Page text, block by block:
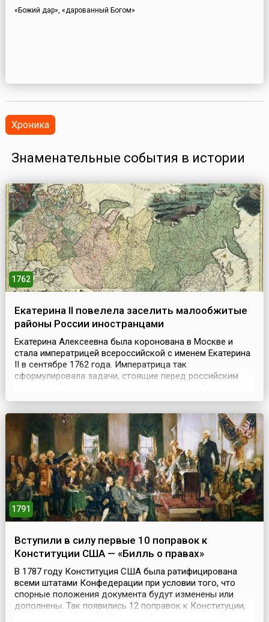
«Божий дар», «дарованный Богом»
Хроника
Знаменательные события в истории
1762
Екатерина II повелела заселить малообжитые
районы России иностранцами
Екатерина Алексеевна была коронована в Москве и
стала императрицей всероссийской с именем Екатерина
II в сентябре 1762 года. Императрица так
сформулировала задачи, стоящие перед российским
управлять. Нужно ввести добрый порядок в
соблюдать законы. Нужно учредить в государстве
хорошую и точную...
1791
Вступили в силу первые 10 поправок к
Конституции США — «Билль о правах»
В 1787 году Конституция США была ратифицирована
всеми штатами Конфедерации при условии того, что
спорные положения документа будут изменены или
дополнены. Так появились 12 поправок к Конституции,